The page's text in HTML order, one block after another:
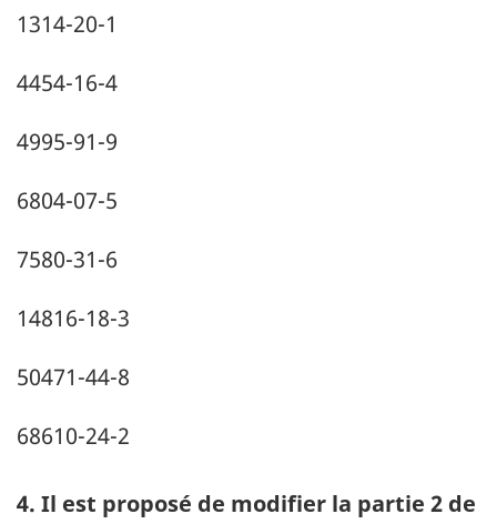
1314-20-1
4454-16-4
4995-91-9
6804-07-5
7580-31-6
14816-18-3
50471-44-8
68610-24-2
4. Il est proposé de modifier la partie 2 de